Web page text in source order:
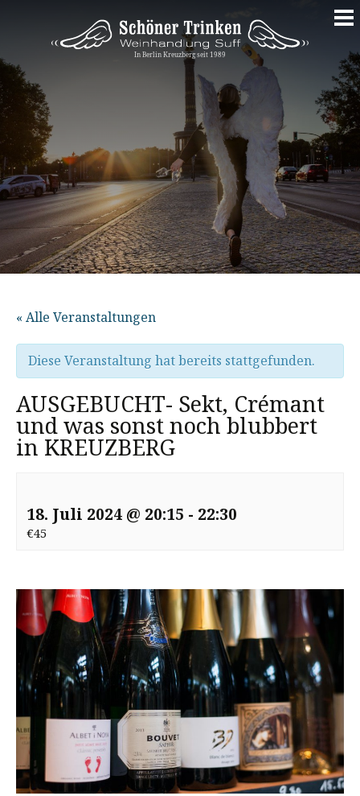
zum
Inhalt
« Alle Veranstaltungen
Diese Veranstaltung hat bereits stattgefunden.
AUSGEBUCHT- Sekt, Crémant
und was sonst noch blubbert
in KREUZBERG
18. Juli 2024 @ 20:15 - 22:30
€45